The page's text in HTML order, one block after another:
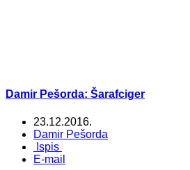
Damir Pešorda: Šarafciger
23.12.2016.
Damir Pešorda
Ispis
E-mail